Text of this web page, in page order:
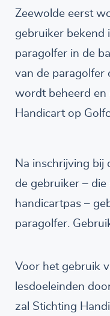
Zeewolde eerst
gebruiker bekend
paragolfer in de
van de paragolfer
wordt beheerd en
Handicart op
Na inschrijving bij
de gebruiker –
handicartpas –
paragolfer.
Voor het gebruik
lesdoeleinden
zal Stichting